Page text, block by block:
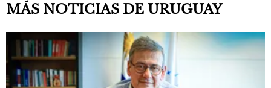
MÁS NOTICIAS DE URUGUAY